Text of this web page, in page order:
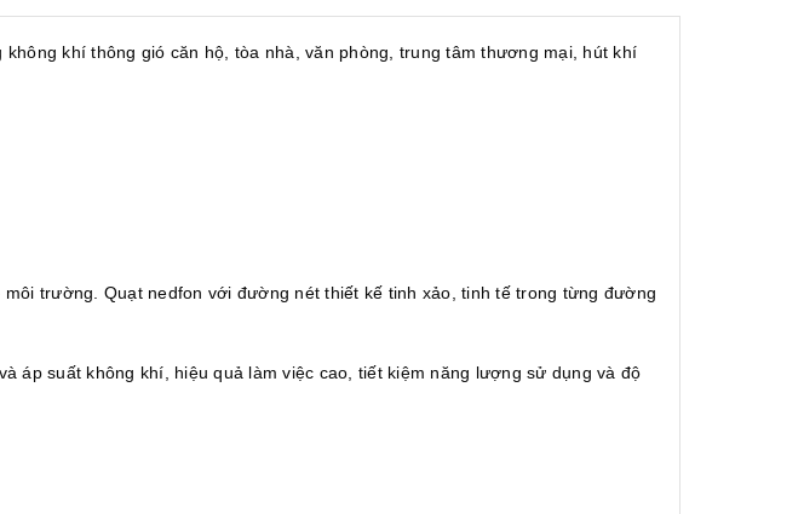
khí thông gió căn hộ, tòa nhà, văn phòng, trung tâm thương mại, hút khí
trường. Quạt nedfon với đường nét thiết kế tinh xảo, tinh tế trong từng đường
áp suất không khí, hiệu quả làm việc cao, tiết kiệm năng lượng sử dụng và độ